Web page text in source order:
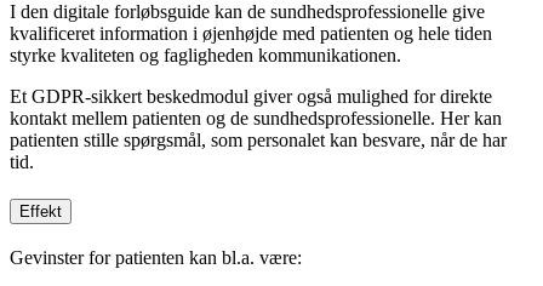
I den digitale forløbsguide kan de sundhedsprofessionelle give
kvalificeret information i øjenhøjde med patienten og hele tiden
styrke kvaliteten og fagligheden kommunikationen.
Et GDPR-sikkert beskedmodul giver også mulighed for direkte
kontakt mellem patienten og de sundhedsprofessionelle. Her kan
patienten stille spørgsmål, som personalet kan besvare, når de har
tid.
Effekt
Gevinster for patienten kan bl.a. være: